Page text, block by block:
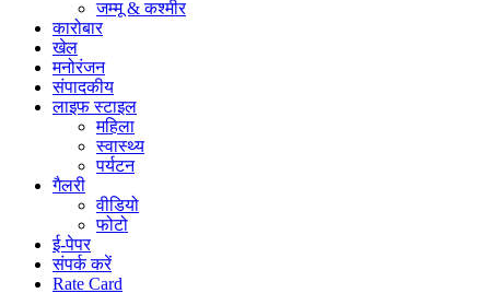
जम्मू & कश्मीर
कारोबार
खेल
मनोरंजन
संपादकीय
लाइफ स्टाइल
महिला
स्वास्थ्य
पर्यटन
गैलरी
वीडियो
फोटो
ई-पेपर
संपर्क करें
Rate Card